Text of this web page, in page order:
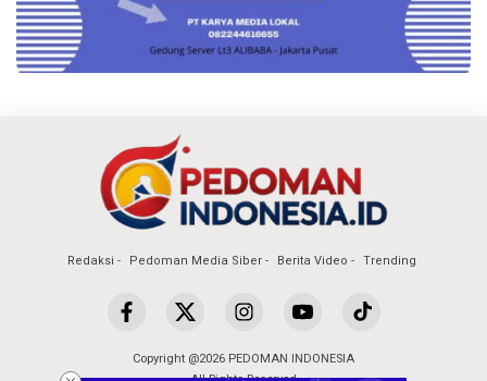
Redaksi Pedoman Media Siber Berita Video Trending
Copyright @2026 PEDOMAN INDONESIA